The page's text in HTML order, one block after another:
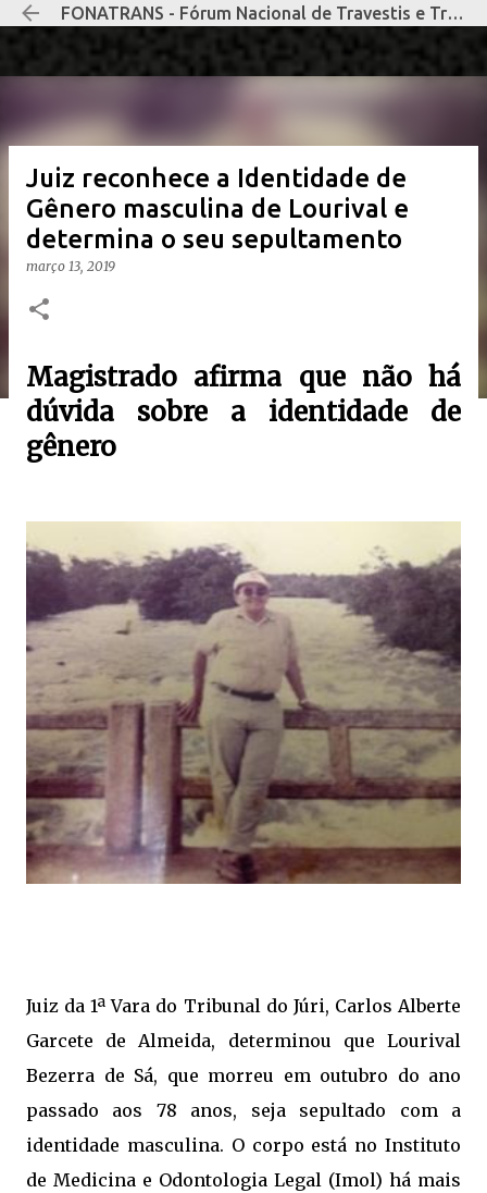
Pular para o conteúdo principal
FONATRANS - Fórum Nacional de Travestis e Transexuais Negras e Negros
Juiz reconhece a Identidade de
Gênero masculina de Lourival e
determina o seu sepultamento
março 13, 2019
Magistrado afirma que não há
dúvida sobre a identidade de
gênero
Juiz da 1ª Vara do Tribunal do Júri, Carlos Alberte
Garcete de Almeida, determinou que Lourival
Bezerra de Sá, que morreu em outubro do ano
passado aos 78 anos, seja sepultado com a
identidade masculina. O corpo está no Instituto
de Medicina e Odontologia Legal (Imol) há mais